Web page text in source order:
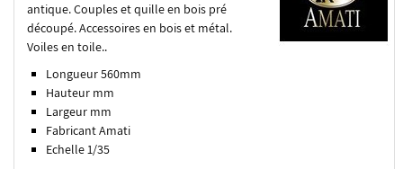
antique. Couples et quille en bois pré
découpé. Accessoires en bois et métal.
Voiles en toile..
Longueur 560mm
Hauteur mm
Largeur mm
Fabricant Amati
Echelle 1/35